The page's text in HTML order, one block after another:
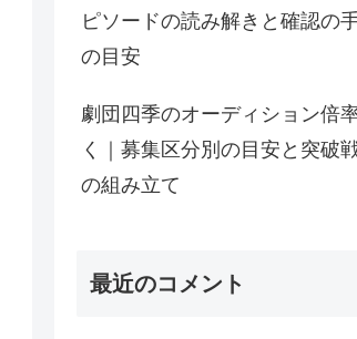
ピソードの読み解きと確認の
の目安
劇団四季のオーディション倍
く｜募集区分別の目安と突破
の組み立て
最近のコメント